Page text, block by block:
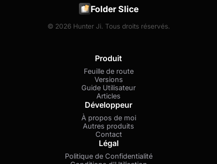
Folder Slice
© 2026 Hunter Ji. Tous droits réservés.
Produit
Feuille de route
Versions
Guide Utilisateur
Articles
Développeur
À propos de moi
Autres produits
Contact
Légal
Politique de Confidentialité